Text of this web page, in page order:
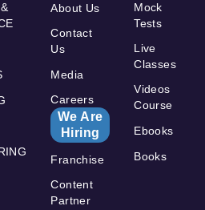
About Us
Contact
Us
Media
Careers
We Are
Hiring
Franchise
Content
Partner
Mock
Tests
Live
Classes
Videos
Course
Ebooks
Books